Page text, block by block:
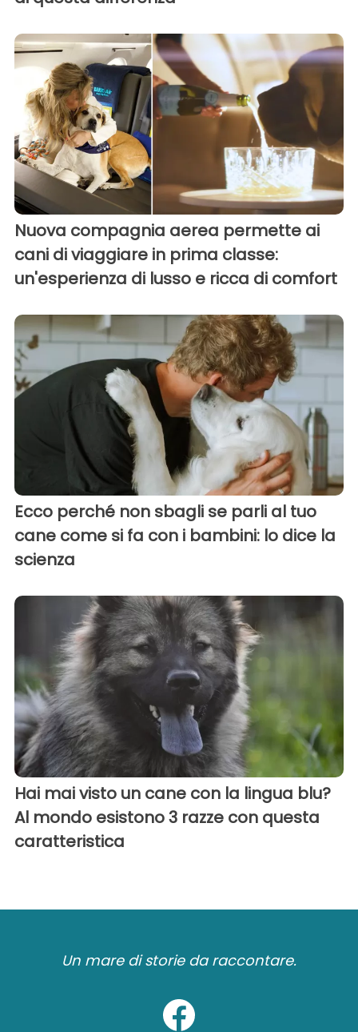
Nuova compagnia aerea permette ai
cani di viaggiare in prima classe:
un'esperienza di lusso e ricca di comfort
Ecco perché non sbagli se parli al tuo
cane come si fa con i bambini: lo dice la
scienza
Hai mai visto un cane con la lingua blu?
Al mondo esistono 3 razze con questa
caratteristica
Un mare di storie da raccontare.